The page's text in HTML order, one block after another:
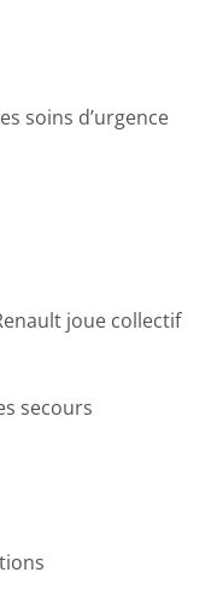
soins d’urgence
joue collectif
secours